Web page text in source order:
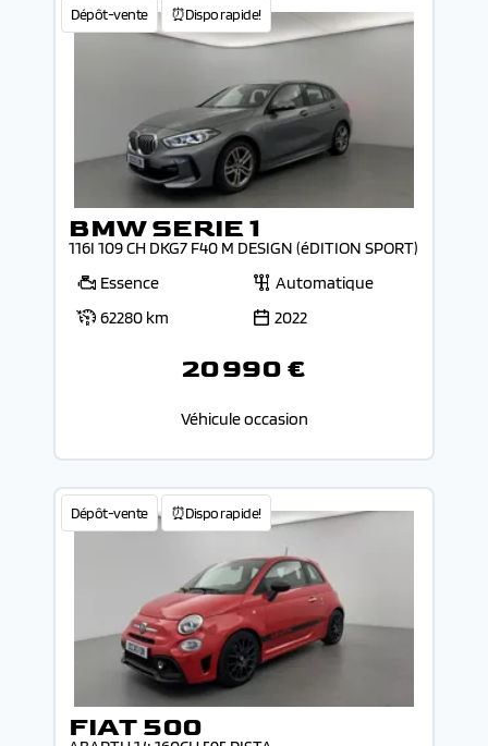
Dépôt-vente ⏰Dispo rapide!
BMW SERIE 1
116I 109 CH DKG7 F40 M DESIGN (éDITION SPORT)
Essence
Automatique
62280 km
2022
20 990 €
Véhicule occasion
Dépôt-vente ⏰Dispo rapide!
FIAT 500